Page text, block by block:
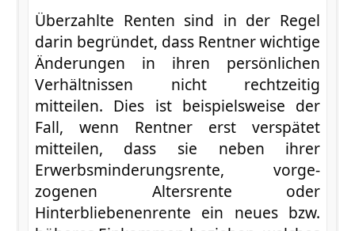
Überzahlte Renten sind in der Regel
darin begründet, dass Rentner wichtige
Änderungen in ihren persönlichen
Verhältnissen nicht rechtzeitig
mitteilen. Dies ist beispielsweise der
Fall, wenn Rentner erst verspätet
mitteilen, dass sie neben ihrer
Erwerbsminderungsrente, vorge-
zogenen Altersrente oder
Hinterbliebenenrente ein neues bzw.